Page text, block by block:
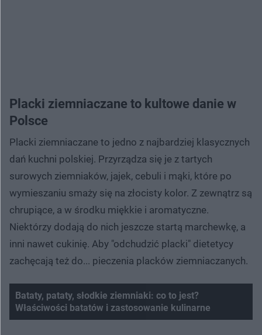
Placki ziemniaczane to kultowe danie w
Polsce
Placki ziemniaczane to jedno z najbardziej klasycznych
dań kuchni polskiej. Przyrządza się je z tartych
surowych ziemniaków, jajek, cebuli i mąki, które po
wymieszaniu smaży się na złocisty kolor. Z zewnątrz są
chrupiące, a w środku miękkie i aromatyczne.
Niektórzy dodają do nich jeszcze startą marchewkę, a
inni nawet cukinię. Aby "odchudzić placki" dietetycy
zachęcają też do... pieczenia placków ziemniaczanych.
Bataty, pataty, słodkie ziemniaki: co to jest?
Właściwości batatów i zastosowanie kulinarne